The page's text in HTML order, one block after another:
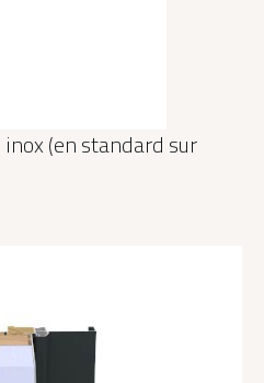
(en standard sur